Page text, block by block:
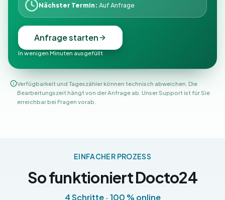
Nächster Termin: Auf Anfrage
Anfrage starten
In wenigen Minuten ausgefüllt
Verfügbarkeit und Tageszähler können technisch abweichen. Die
Bearbeitungszeit hängt von der Anfrage ab. Unser Support ist für Sie
erreichbar bei Fragen vorab.
EINFACHER PROZESS
So funktioniert Docto24
4 Schritte · 100 % online